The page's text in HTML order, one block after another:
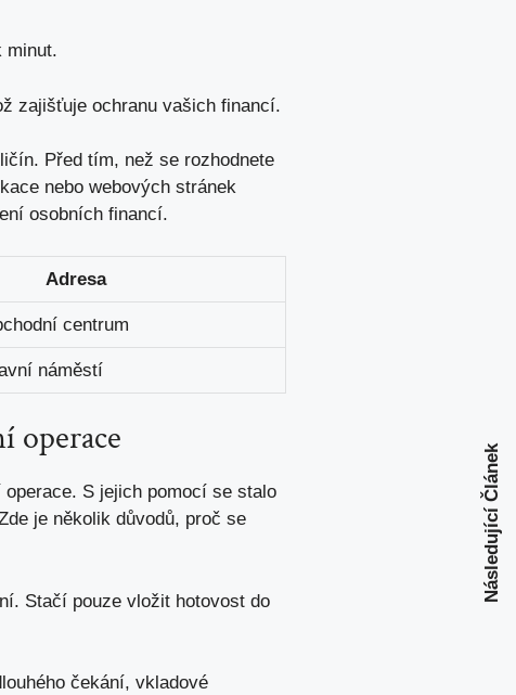
minut.
zajišťuje ochranu vašich financí.
Před tím, než se rozhodnete
nebo webových stránek
osobních financí.
Adresa
centrum
náměstí
operace
S jejich pomocí se stalo
je několik důvodů, proč se
Stačí pouze vložit hotovost do
čekání, vkladové
Následující Článek